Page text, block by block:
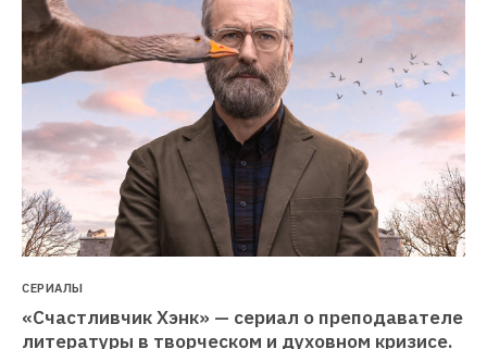
СЕРИАЛЫ
«Счастливчик Хэнк» — сериал о преподавателе
литературы в творческом и духовном кризисе.